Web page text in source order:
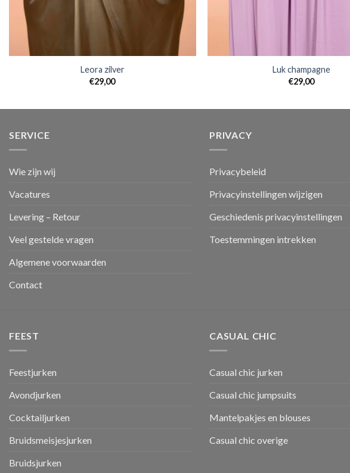
Leora zilver
€29,00
Luk champagne
€29,00
SERVICE
Wie zijn wij
Vacatures
Levering – Retour
Veel gestelde vragen
Algemene voorwaarden
Contact
PRIVACY
Privacybeleid
Privacyinstellingen wijzigen
Geschiedenis privacyinstellingen
Toestemmingen intrekken
FEEST
Feestjurken
Avondjurken
Cocktailjurken
Bruidsmeisjesjurken
Bruidsjurken
CASUAL CHIC
Casual chic jurken
Casual chic jumpsuits
Mantelpakjes en blouses
Casual chic overige